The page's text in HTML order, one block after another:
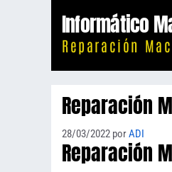
Informático
Reparación
Reparación
28/03/2022 porADI
Reparación